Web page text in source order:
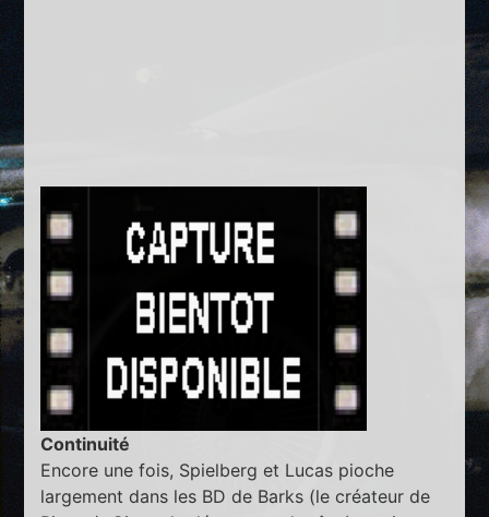
Continuité
Encore une fois, Spielberg et Lucas pioche
largement dans les BD de Barks (le créateur de